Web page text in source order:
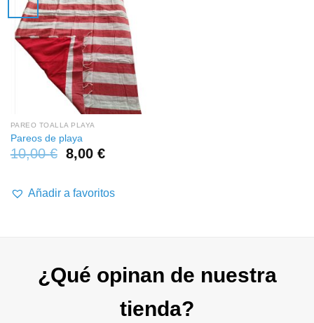
PAREO TOALLA PLAYA
Pareos de playa
10,00€ 8,00 €
Añadir a favoritos
¿Qué opinan de nuestra
tienda?